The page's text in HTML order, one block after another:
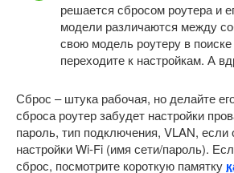
решается сбросом роутера и
модели различаются между
свою модель роутеру в
переходите к настройкам. А
Сброс – штука рабочая, но делайте
сброса роутер забудет настройки
пароль, тип подключения, VLAN, если
настройки Wi-Fi (имя сети/пароль).
сброс, посмотрите короткую памятку